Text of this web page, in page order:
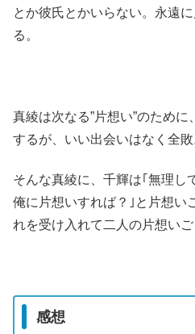
とか彼氏とかいらない。永遠
る。
真綾は次なる”片想い”のため
するが、いい出会いはなく全敗
そんな真綾に、千輝は｢無理し
俺に片想いすれば？｣と片想い
れを受け入れて二人の片想い
感想